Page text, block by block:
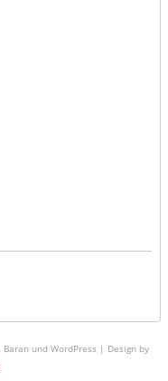
und WordPress | Design by